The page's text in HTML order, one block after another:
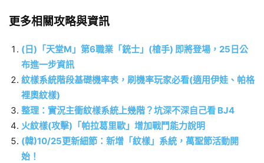
更多相關攻略與資訊
(日)「天堂M」第6職業「銃士」(槍手) 即將登場，25日公
布進一步資訊
紋樣系統階段基礎機率表，刷機率玩家必看(適用伊娃、帕格
裡奧紋樣)
整理：實況主衝紋樣系統上幾階？坑深不深自己看 BJ4
火紋樣(攻擊)「帕拉葛里歐」增加戰鬥能力說明
(韓)10/25更新細節：新增「紋樣」系統，萬聖節活動開
始！